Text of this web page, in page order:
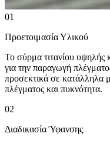
01
Προετοιμασία Υλικού
Το σύρμα τιτανίου υψηλής
για την παραγωγή
προσεκτικά σε κατάλληλα
πλέγματος και πυκνότητα.
02
Διαδικασία Ύφανσης